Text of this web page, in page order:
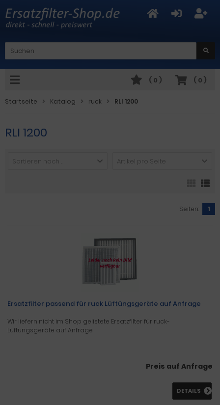
( 0 )
( 0 )
Startseite Katalog ruck RLI 1200
RLI 1200
Sortieren nach ... Artikel pro Seite
Seiten: 1
Ersatzfilter passend für ruck Lüftüngsgeräte auf Anfrage
Wir liefern nicht im Shop gelistete Ersatzfilter für ruck-
Lüftungsgeräte auf Anfrage.
Preis auf Anfrage
DETAILS